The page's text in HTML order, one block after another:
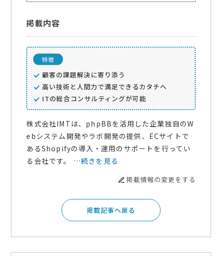
掲載内容
特徴
顧客の課題解決に寄り添う
高い技術と人間力で満足できるカタチへ
ITの総合コンサルティングが可能
株式会社IMTは、phpBBを活用した企業独自のW
ebシステム開発やラボ開発の提供、ECサイトで
あるShopifyの導入・運用のサポートを行ってい
る会社です。 …続きを見る
掲載情報の変更をする
掲載記事へ戻る